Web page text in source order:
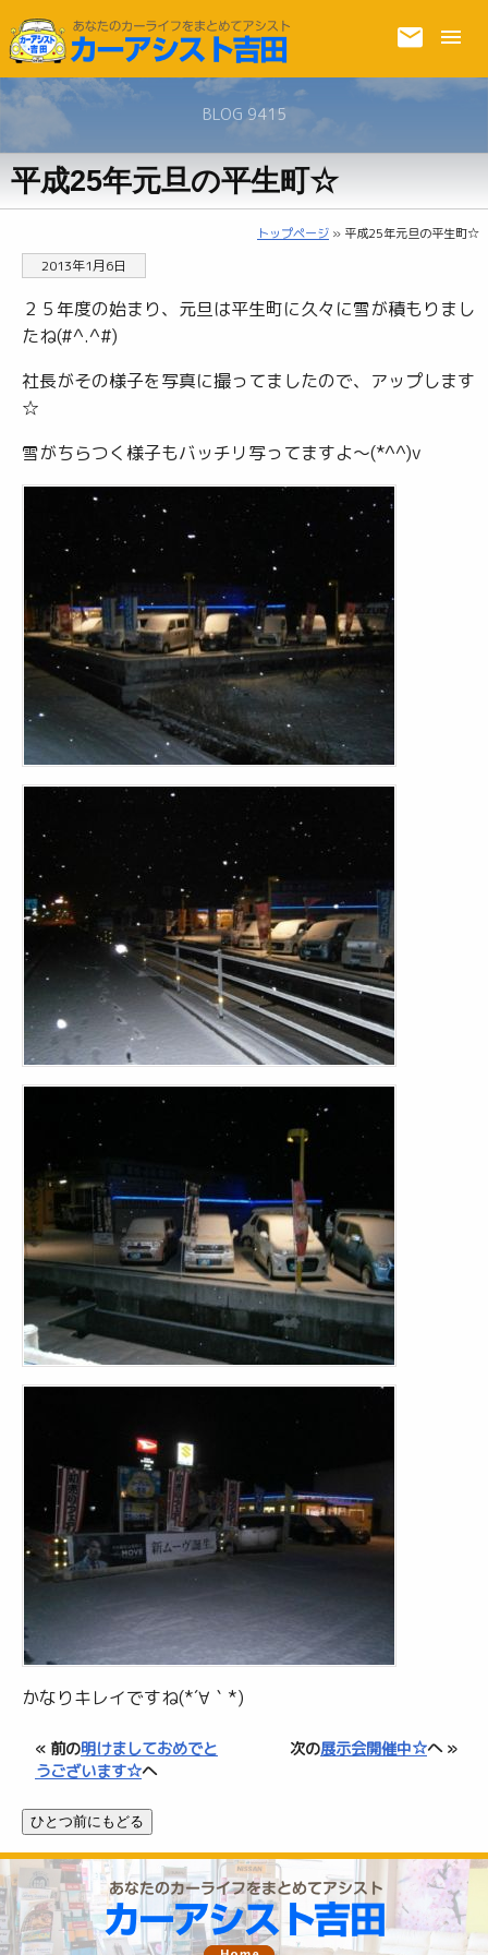
BLOG 9415
平成25年元旦の平生町☆
トップページ » 平成25年元旦の平生町☆
2013年1月6日
２５年度の始まり、元旦は平生町に久々に雪が積もりまし
たね(#^.^#)
社長がその様子を写真に撮ってましたので、アップします
☆
雪がちらつく様子もバッチリ写ってますよ〜(*^^)v
かなりキレイですね(*´∀｀*)
« 前の明けましておめでと
うございます☆へ
次の展示会開催中☆へ »